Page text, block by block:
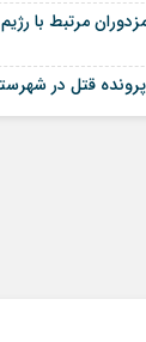
21 نفر از مزدوران
قتل در